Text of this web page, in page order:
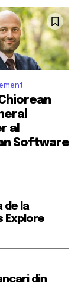
al
Software
de la
Explore
din